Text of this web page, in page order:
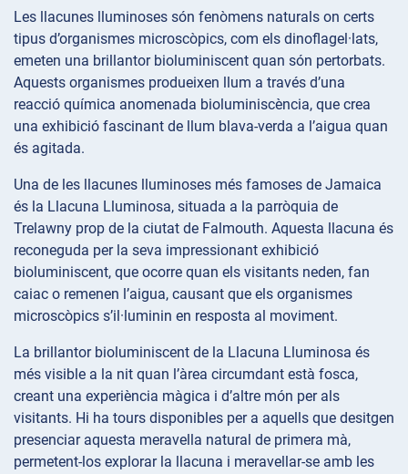
Les llacunes lluminoses són fenòmens naturals on certs
tipus d’organismes microscòpics, com els dinoflagel·lats,
emeten una brillantor bioluminiscent quan són pertorbats.
Aquests organismes produeixen llum a través d’una
reacció química anomenada bioluminiscència, que crea
una exhibició fascinant de llum blava-verda a l’aigua quan
és agitada.
Una de les llacunes lluminoses més famoses de Jamaica
és la Llacuna Lluminosa, situada a la parròquia de
Trelawny prop de la ciutat de Falmouth. Aquesta llacuna és
reconeguda per la seva impressionant exhibició
bioluminiscent, que ocorre quan els visitants neden, fan
caiac o remenen l’aigua, causant que els organismes
microscòpics s’il·luminin en resposta al moviment.
La brillantor bioluminiscent de la Llacuna Lluminosa és
més visible a la nit quan l’àrea circumdant està fosca,
creant una experiència màgica i d’altre món per als
visitants. Hi ha tours disponibles per a aquells que desitgen
presenciar aquesta meravella natural de primera mà,
permetent-los explorar la llacuna i meravellar-se amb les